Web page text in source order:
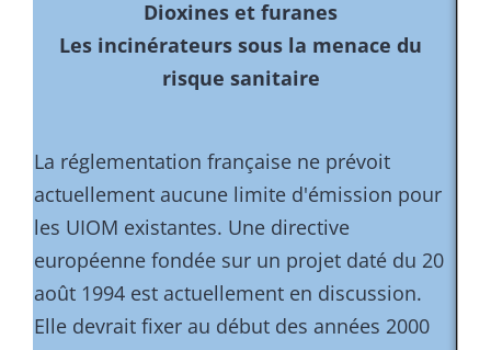
Dioxines et furanes
Les incinérateurs sous la menace du
risque sanitaire
La réglementation française ne prévoit
actuellement aucune limite d'émission pour
les UIOM existantes. Une directive
européenne fondée sur un projet daté du 20
août 1994 est actuellement en discussion.
Elle devrait fixer au début des années 2000